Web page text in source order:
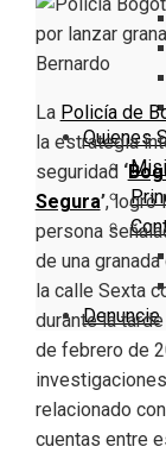
Quienes
Denuncie
La Policía de
la estrategia
seguridad ‘
Segura’, logró
persona
de una
la calle Sexta
durante la
de febrero de
relacionado
cuentas entre